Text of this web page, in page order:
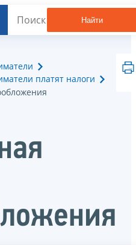
Найти
платят налоги